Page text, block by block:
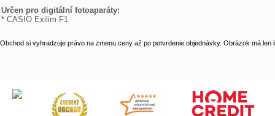
Určen pro digitální fotoaparáty:
* CASIO Exilim F1
Obchod si vyhradzuje právo na zmenu ceny až po potvrdenie objednávky. Obrázok má len